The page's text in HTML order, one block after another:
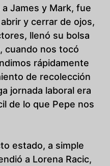
James y Mark, fue
y cerrar de ojos,
llenó su bolsa
cuando nos tocó
rápidamente
de recolección
jornada laboral era
de lo que Pepe nos
estado, a simple
a Lorena Racic,